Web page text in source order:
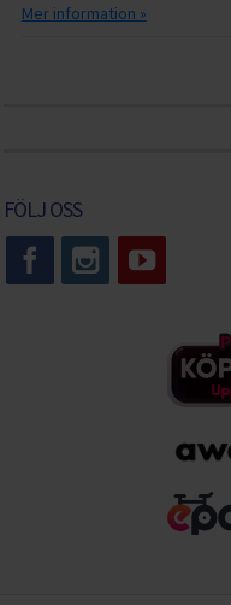
Mer information »
FÖLJ OSS